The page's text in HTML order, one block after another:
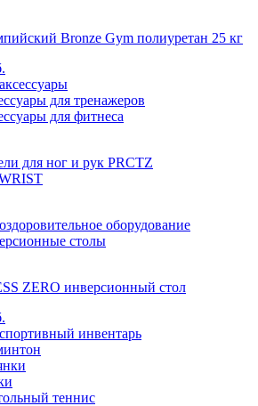
Bronze Gym полиуретан 25 кг
для тренажеров
для фитнеса
для ног и рук PRCTZ
оборудование
столы
ZERO инверсионный стол
инвентарь
теннис